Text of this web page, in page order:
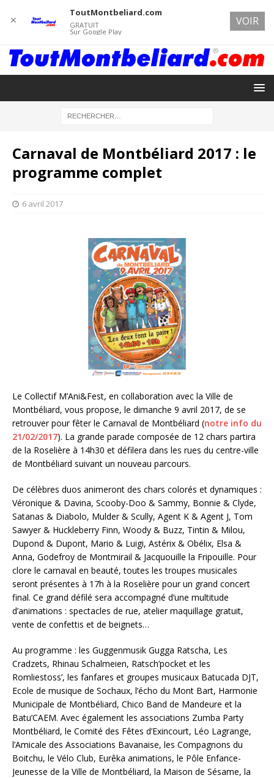
Carnaval de Montbéliard 2017 : le
programme complet
6 avril 2017
Le Collectif M’Ani&Fest, en collaboration avec la Ville de
Montbéliard, vous propose, le dimanche 9 avril 2017, de se
retrouver pour fêter le Carnaval de Montbéliard (notre info du
21/02/2017). La grande parade composée de 12 chars partira
de la Roselière à 14h30 et défilera dans les rues du centre-ville
de Montbéliard suivant un nouveau parcours.
De célèbres duos animeront des chars colorés et dynamiques :
Véronique & Davina, Scooby-Doo & Sammy, Bonnie & Clyde,
Satanas & Diabolo, Mulder & Scully, Agent K & Agent J, Tom
Sawyer & Huckleberry Finn, Woody & Buzz, Tintin & Milou,
Dupond & Dupont, Mario & Luigi, Astérix & Obélix, Elsa &
Anna, Godefroy de Montmirail & Jacquouille la Fripouille. Pour
clore le carnaval en beauté, toutes les troupes musicales
seront présentes à 17h à la Roselière pour un grand concert
final. Ce grand défilé sera accompagné d’une multitude
d’animations : spectacles de rue, atelier maquillage gratuit,
vente de confettis et de beignets…
Au programme : les Guggenmusik Gugga Ratscha, Les
Cradzets, Rhinau Schalmeien, Ratsch’pocket et les
Romliestoss’, les fanfares et groupes musicaux Batucada DJT,
Ecole de musique de Sochaux, l’écho du Mont Bart, Harmonie
Municipale de Montbéliard, Chico Band de Mandeure et la
Batu’CAEM. Avec également les associations Zumba Party
Montbéliard, le Comité des Fêtes d’Exincourt, Léo Lagrange,
l’Amicale des Associations Bavanaise, les Compagnons du
Boitchu, le Vélo Club, Eurêka animations, le Pôle Enfance-
Jeunesse de la Ville de Montbéliard, la Maison de Sésame, la
✕
ToutMontbeliard.com
GRATUIT
Sur Google Play
VOIR